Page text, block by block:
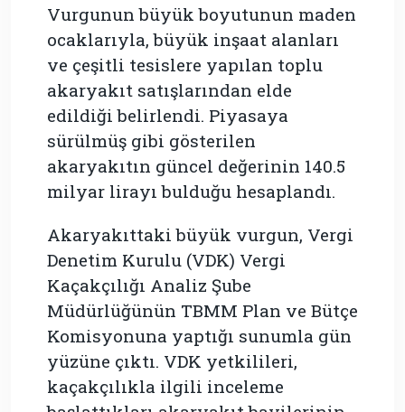
Vurgunun büyük boyutunun maden
ocaklarıyla, büyük inşaat alanları
ve çeşitli tesislere yapılan toplu
akaryakıt satışlarından elde
edildiği belirlendi. Piyasaya
sürülmüş gibi gösterilen
akaryakıtın güncel değerinin 140.5
milyar lirayı bulduğu hesaplandı.
Akaryakıttaki büyük vurgun, Vergi
Denetim Kurulu (VDK) Vergi
Kaçakçılığı Analiz Şube
Müdürlüğünün TBMM Plan ve Bütçe
Komisyonuna yaptığı sunumla gün
yüzüne çıktı. VDK yetkilileri,
kaçakçılıkla ilgili inceleme